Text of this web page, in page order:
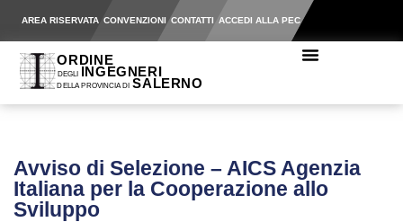
AREA RISERVATA CONVENZIONI CONTATTI ACCEDI ALLA PEC
Avviso di Selezione – AICS Agenzia
Italiana per la Cooperazione allo
Sviluppo